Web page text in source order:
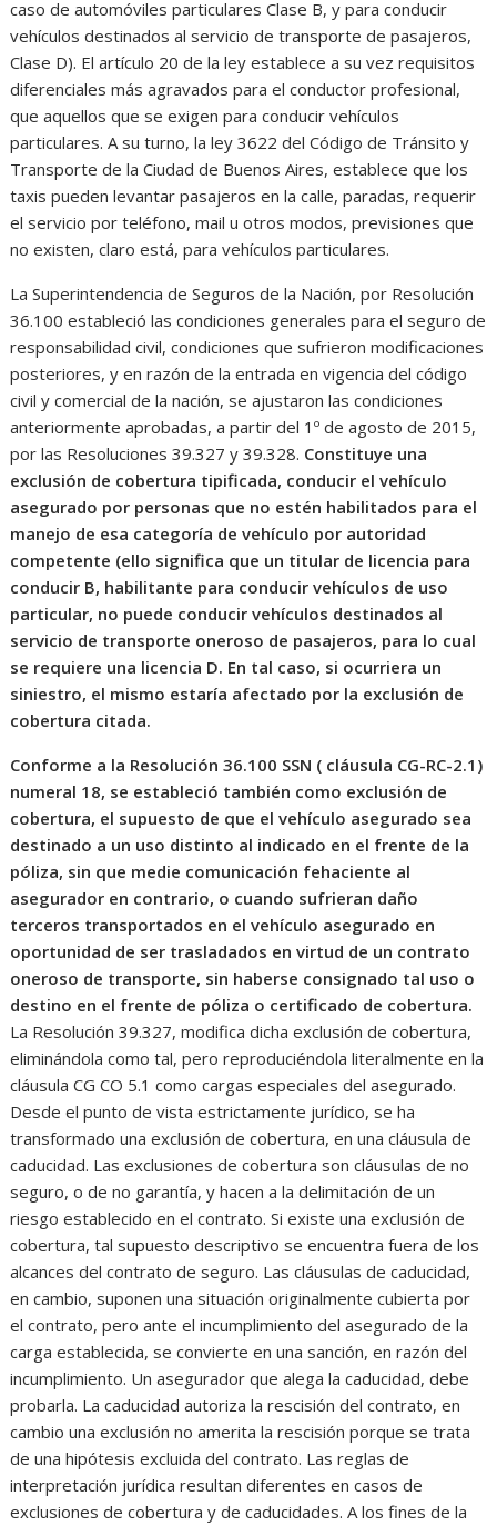
caso de automóviles particulares Clase B, y para conducir
vehículos destinados al servicio de transporte de pasajeros,
Clase D). El artículo 20 de la ley establece a su vez requisitos
diferenciales más agravados para el conductor profesional,
que aquellos que se exigen para conducir vehículos
particulares. A su turno, la ley 3622 del Código de Tránsito y
Transporte de la Ciudad de Buenos Aires, establece que los
taxis pueden levantar pasajeros en la calle, paradas, requerir
el servicio por teléfono, mail u otros modos, previsiones que
no existen, claro está, para vehículos particulares.
La Superintendencia de Seguros de la Nación, por Resolución
36.100 estableció las condiciones generales para el seguro de
responsabilidad civil, condiciones que sufrieron modificaciones
posteriores, y en razón de la entrada en vigencia del código
civil y comercial de la nación, se ajustaron las condiciones
anteriormente aprobadas, a partir del 1º de agosto de 2015,
por las Resoluciones 39.327 y 39.328. Constituye una
exclusión de cobertura tipificada, conducir el vehículo
asegurado por personas que no estén habilitados para el
manejo de esa categoría de vehículo por autoridad
competente (ello significa que un titular de licencia para
conducir B, habilitante para conducir vehículos de uso
particular, no puede conducir vehículos destinados al
servicio de transporte oneroso de pasajeros, para lo cual
se requiere una licencia D. En tal caso, si ocurriera un
siniestro, el mismo estaría afectado por la exclusión de
cobertura citada.
Conforme a la Resolución 36.100 SSN ( cláusula CG-RC-2.1)
numeral 18, se estableció también como exclusión de
cobertura, el supuesto de que el vehículo asegurado sea
destinado a un uso distinto al indicado en el frente de la
póliza, sin que medie comunicación fehaciente al
asegurador en contrario, o cuando sufrieran daño
terceros transportados en el vehículo asegurado en
oportunidad de ser trasladados en virtud de un contrato
oneroso de transporte, sin haberse consignado tal uso o
destino en el frente de póliza o certificado de cobertura.
La Resolución 39.327, modifica dicha exclusión de cobertura,
eliminándola como tal, pero reproduciéndola literalmente en la
cláusula CG CO 5.1 como cargas especiales del asegurado.
Desde el punto de vista estrictamente jurídico, se ha
transformado una exclusión de cobertura, en una cláusula de
caducidad. Las exclusiones de cobertura son cláusulas de no
seguro, o de no garantía, y hacen a la delimitación de un
riesgo establecido en el contrato. Si existe una exclusión de
cobertura, tal supuesto descriptivo se encuentra fuera de los
alcances del contrato de seguro. Las cláusulas de caducidad,
en cambio, suponen una situación originalmente cubierta por
el contrato, pero ante el incumplimiento del asegurado de la
carga establecida, se convierte en una sanción, en razón del
incumplimiento. Un asegurador que alega la caducidad, debe
probarla. La caducidad autoriza la rescisión del contrato, en
cambio una exclusión no amerita la rescisión porque se trata
de una hipótesis excluida del contrato. Las reglas de
interpretación jurídica resultan diferentes en casos de
exclusiones de cobertura y de caducidades. A los fines de la